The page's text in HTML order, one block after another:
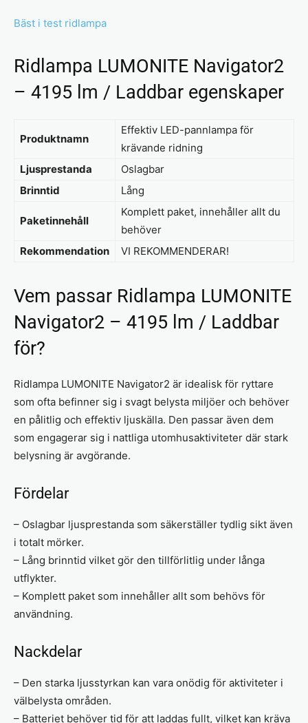
Bäst i test ridlampa
Ridlampa LUMONITE Navigator2
– 4195 lm / Laddbar egenskaper
Produktnamn
Effektiv LED-pannlampa för
krävande ridning
Ljusprestanda
Oslagbar
Brinntid
Lång
Paketinnehåll
Komplett paket, innehåller allt du
behöver
Rekommendation
VI REKOMMENDERAR!
Vem passar Ridlampa LUMONITE
Navigator2 – 4195 lm / Laddbar
för?
Ridlampa LUMONITE Navigator2 är idealisk för ryttare
som ofta befinner sig i svagt belysta miljöer och behöver
en pålitlig och effektiv ljuskälla. Den passar även dem
som engagerar sig i nattliga utomhusaktiviteter där stark
belysning är avgörande.
Fördelar
– Oslagbar ljusprestanda som säkerställer tydlig sikt även
i totalt mörker.
– Lång brinntid vilket gör den tillförlitlig under långa
utflykter.
– Komplett paket som innehåller allt som behövs för
användning.
Nackdelar
– Den starka ljusstyrkan kan vara onödig för aktiviteter i
välbelysta områden.
– Batteriet behöver tid för att laddas fullt, vilket kan kräva